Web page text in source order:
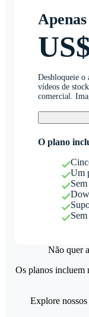
Desbloqueie o
vídeos de
comercial.
O plano
Um
Não quer
Os planos incluem
Explore